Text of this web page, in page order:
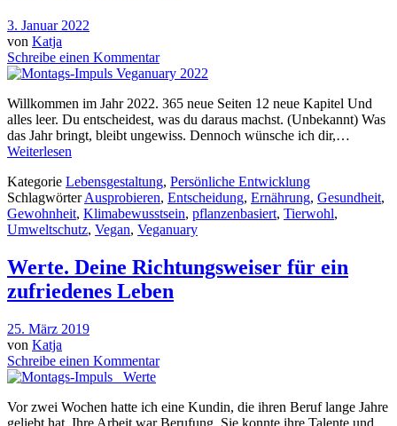
3. Januar 2022
von Katja
Schreibe einen Kommentar
Willkommen im Jahr 2022. 365 neue Seiten 12 neue Kapitel Und
alles leer. Du entscheidest, was du daraus machst. (Unbekannt) Was
das Jahr bringt, bleibt ungewiss. Dennoch wünsche ich dir,…
Weiterlesen
Kategorie Lebensgestaltung, Persönliche Entwicklung
SchlagwörterAusprobieren, Entscheidung, Ernährung, Gesundheit,
Gewohnheit, Klimabewusstsein, pflanzenbasiert, Tierwohl,
Umweltschutz, Vegan, Veganuary
Werte. Deine Richtungsweiser für ein
zufriedenes Leben
25. März 2019
von Katja
Schreibe einen Kommentar
Vor zwei Wochen hatte ich eine Kundin, die ihren Beruf lange Jahre
geliebt hat. Ihre Arbeit war Berufung. Sie konnte ihre Talente und